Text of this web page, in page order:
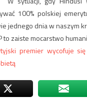
100% polskiej
jednego dnia w naszym
to zaiste mocarstwo
premier wycofuje